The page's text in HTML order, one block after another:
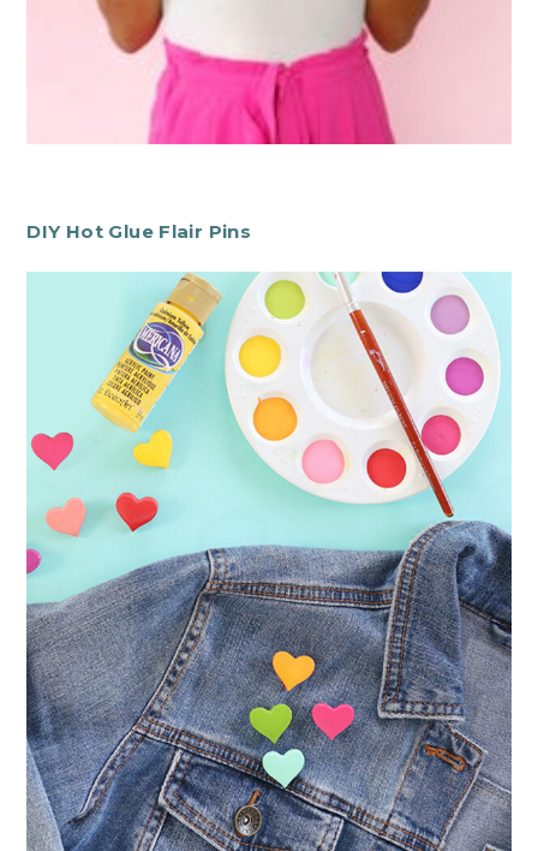
DIY Hot Glue Flair Pins